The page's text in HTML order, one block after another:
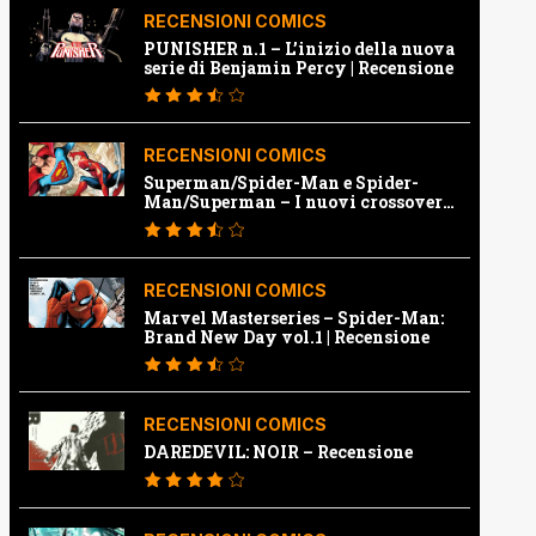
RECENSIONI COMICS
PUNISHER n.1 – L’inizio della nuova
serie di Benjamin Percy | Recensione
RECENSIONI COMICS
Superman/Spider-Man e Spider-
Man/Superman – I nuovi crossover
Marvel e Dc | Recensione
RECENSIONI COMICS
Marvel Masterseries – Spider-Man:
Brand New Day vol.1 | Recensione
RECENSIONI COMICS
DAREDEVIL: NOIR – Recensione